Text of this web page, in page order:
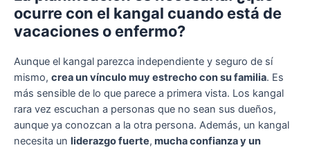
ocurre con el kangal cuando está de
vacaciones o enfermo?
Aunque el kangal parezca independiente y seguro de sí
mismo, crea un vínculo muy estrecho con su familia. Es
más sensible de lo que parece a primera vista. Los kangal
rara vez escuchan a personas que no sean sus dueños,
aunque ya conozcan a la otra persona. Además, un kangal
necesita un liderazgo fuerte, mucha confianza y un